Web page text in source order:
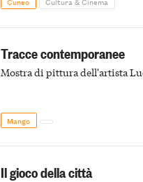
Tracce contemporanee
Mostra di pittura dell'artista
Mango
Il gioco della città